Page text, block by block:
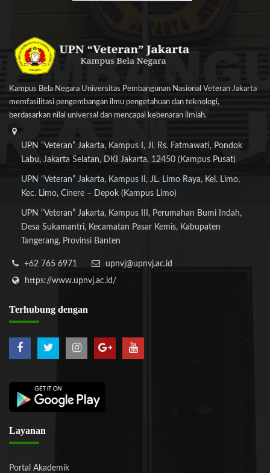
Kampus Bela Negara Universitas Pembangunan Nasional Veteran Jakarta
memfasilitasi pengembangan ilmu pengetahuan dan teknologi,
berdasarkan nilai universal dan mencapai kebenaran ilmiah.
UPN “Veteran” Jakarta, Kampus I, Jl. Rs. Fatmawati, Pondok
Labu, Jakarta Selatan, DKI Jakarta, 12450 (Kampus Pusat)
UPN “Veteran” Jakarta, Kampus II, JL. Limo Raya, Kel. Limo,
Kec. Limo, Cinere – Depok (Kampus Limo)
UPN “Veteran” Jakarta, Kampus III, Perumahan Bumi Indah,
Desa Sukamantri, Kecamatan Pasar Kemis, Kabupaten
Tangerang, Provinsi Banten
+62 765 6971
upnvj@upnvj.ac.id
https://www.upnvj.ac.id/
Terhubung dengan
Layanan
Portal Akademik